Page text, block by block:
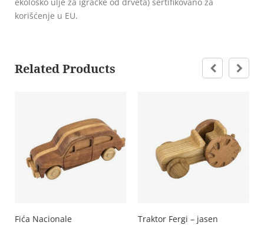
korišćenje u EU.
Related Products
Fića Nacionale Traktor Fergi – jasen